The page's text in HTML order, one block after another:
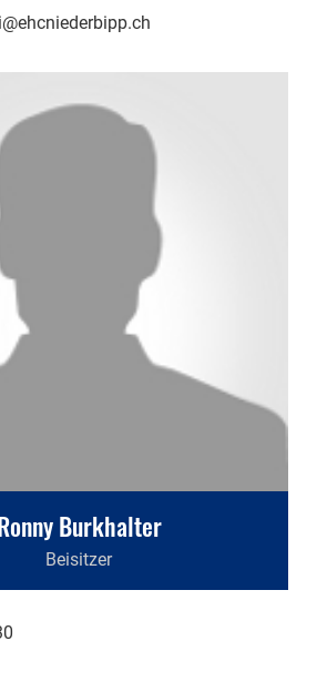
Burkhalter
Beisitzer